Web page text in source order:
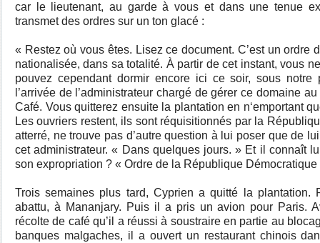
car le lieutenant, au garde à vous et dans une tenue
transmet des ordres sur un ton glacé :
« Restez où vous êtes. Lisez ce document. C’est un ordre
nationalisée, dans sa totalité. À partir de cet instant, vous
pouvez cependant dormir encore ici ce soir, sous notre
l’arrivée de l’administrateur chargé de gérer ce domaine
Café. Vous quitterez ensuite la plantation en n‘emportant
Les ouvriers restent, ils sont réquisitionnés par la
atterré, ne trouve pas d’autre question à lui poser que de
cet administrateur. « Dans quelques jours. » Et il connaît
son expropriation ? « Ordre de la République
Trois semaines plus tard, Cyprien a quitté la plantation.
abattu, à Mananjary. Puis il a pris un avion pour Paris.
récolte de café qu’il a réussi à soustraire en partie au
banques malgaches, il a ouvert un restaurant chinois